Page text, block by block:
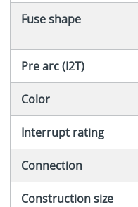
Fuse shape
Pre arc (I2T)
Color
Interrupt rating
Connection
Construction size